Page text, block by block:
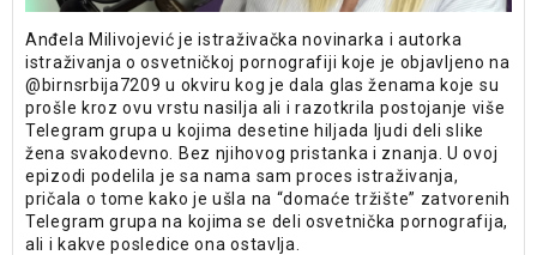
Anđela Milivojević je istraživačka novinarka i autorka
istraživanja o osvetničkoj pornografiji koje je objavljeno na
@birnsrbija7209 u okviru kog je dala glas ženama koje su
prošle kroz ovu vrstu nasilja ali i razotkrila postojanje više
Telegram grupa u kojima desetine hiljada ljudi deli slike
žena svakodevno. Bez njihovog pristanka i znanja. U ovoj
epizodi podelila je sa nama sam proces istraživanja,
pričala o tome kako je ušla na “domaće tržište” zatvorenih
Telegram grupa na kojima se deli osvetnička pornografija,
ali i kakve posledice ona ostavlja.